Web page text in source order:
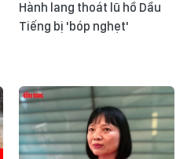
Hành lang thoát lũ hồ Dầu
Tiếng bị 'bóp nghẹt'